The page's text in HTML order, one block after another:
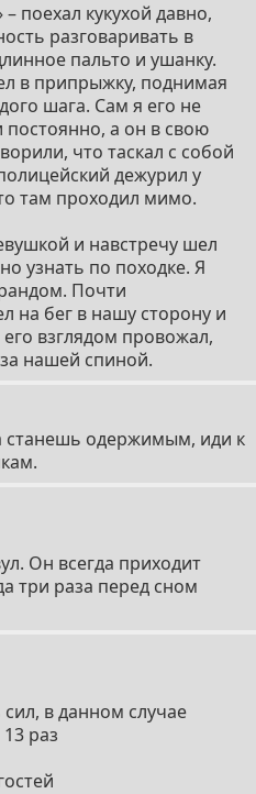
поехал кукухой давно,
разговаривать в
пальто и ушанку.
в припрыжку, поднимая
шага. Сам я его не
постоянно, а он в свою
что таскал с собой
дежурил у
там проходил мимо.
и навстречу шел
узнать по походке. Я
Почти
на бег в нашу сторону и
взглядом провожал,
нашей спиной.
станешь одержимым, иди к
Он всегда приходит
три раза перед сном
в данном случае
раз